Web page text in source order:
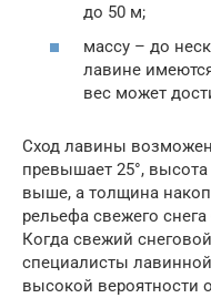
до 50 м;
массу – до
лавине
вес может
Сход лавины
превышает 25°,
выше, а толщина
рельефа свежего
Когда свежий
специалисты
высокой вероятности